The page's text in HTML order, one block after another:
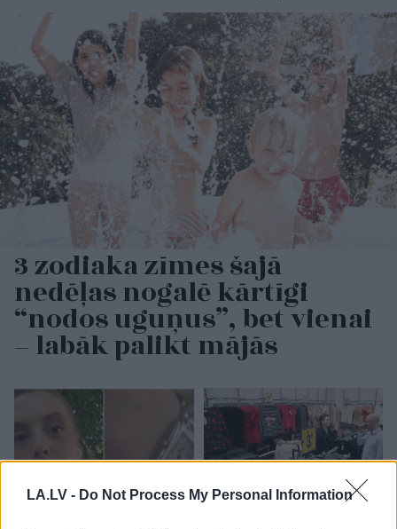
LA.LV - Do Not Process My Personal Information
3 zodiaka zīmes šajā
nedēļas nogalē kārtīgi
“nodos uguņus”, bet vienai
– labāk palikt mājās